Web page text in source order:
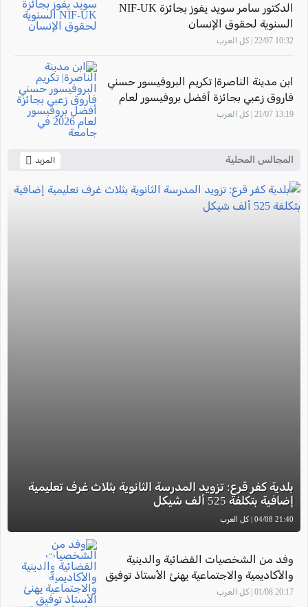
الدكتور سامر سويد يفوز بجائزة NIF-UK
السنوية لحقوق الإنسان
10:32 22/07 | كل العرب
ابن مدينة الناصرة| تكريم البروفيسور حسني
فاروق زعبي بجائزة أفضل بروفيسور لعام
13:19 21/07 | كل العرب
المجالس المحلية المزيد
بلدية كفر قرع: تزويد المدرسة الثانوية بثلاث غرف تعليمية
إضافية بتكلفة 525 ألف شيكل
21:40 04/08 | كل العرب
وفد من الشخصيات القضائية والدينية
والأكاديمية والاجتماعية يهنئ الأستاذ توفيق
سليمان بمناسبة توليه رئاسة مجلس
20:17 01/08 | كل العرب